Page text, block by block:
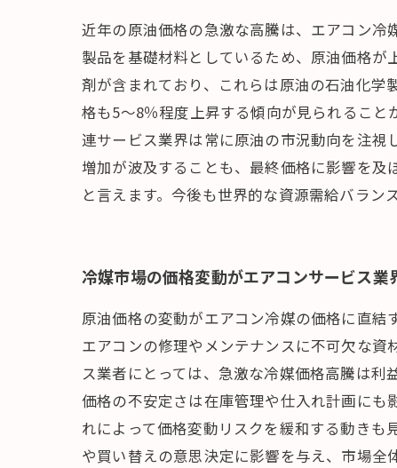
近年の原油価格の急激な高騰は、エアコン冷
製品を基礎材料としているため、原油価格
剤が含まれており、これらは原油の石油化
格も5〜8％程度上昇する傾向が見られるこ
連サービス業界は常に原油の市況動向を注
増加が波及することも、最終価格に影響を及
と言えます。今後も世界的な資源需給バラン
冷媒市場の価格変動がエアコンサービス業
原油価格の変動がエアコン冷媒の価格に直
エアコンの修理やメンテナンスに不可欠な
ス業者にとっては、急激な冷媒価格高騰は利
価格の不安定さは在庫管理や仕入れ計画に
れによって価格変動リスクを緩和する動き
や買い替えの意思決定に影響を与え、市場